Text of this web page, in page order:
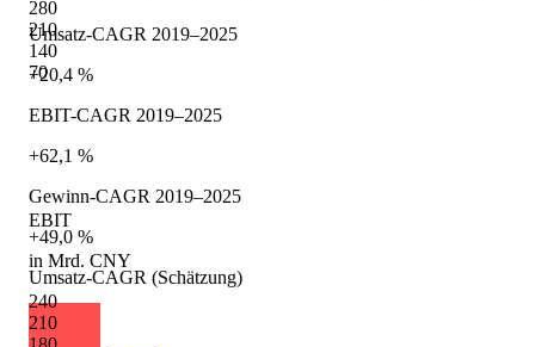
280
210
140
70
EBIT
in Mrd. CNY
240
210
Umsatz-CAGR 2019–2025
+20,4 %
EBIT-CAGR 2019–2025
+62,1 %
Gewinn-CAGR 2019–2025
+49,0 %
Umsatz-CAGR (Schätzung)
+12,6 %